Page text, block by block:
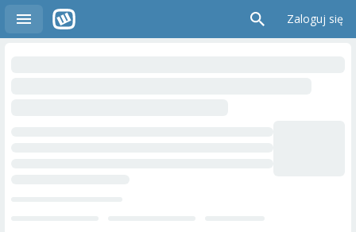
Zaloguj się